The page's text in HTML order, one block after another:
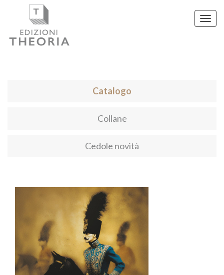
Catalogo
Collane
Cedole novità